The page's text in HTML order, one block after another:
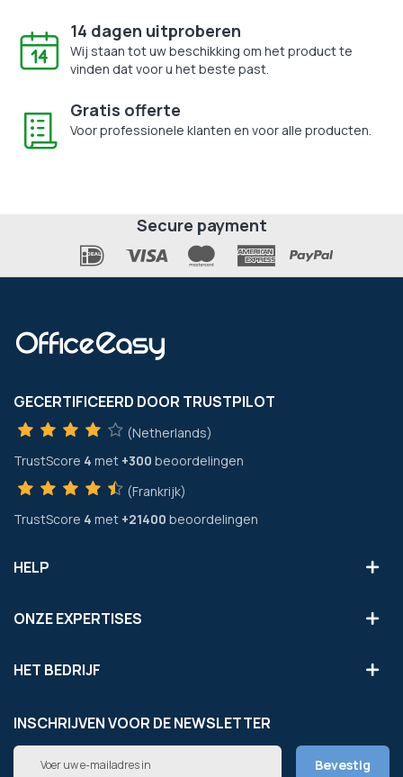
14 dagen uitproberen
Wij staan tot uw beschikking om het product te
vinden dat voor u het beste past.
Gratis offerte
Voor professionele klanten en voor alle producten.
Secure payment
GECERTIFICEERD DOOR TRUSTPILOT
(Netherlands)
TrustScore 4 met +300 beoordelingen
(Frankrijk)
TrustScore 4 met +21400 beoordelingen
HELP
ONZE EXPERTISES
HET BEDRIJF
INSCHRIJVEN VOOR DE NEWSLETTER
Abonneer
Bevestig